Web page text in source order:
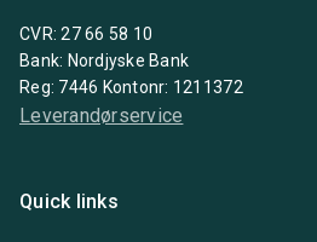
CVR: 27 66 58 10
Bank: Nordjyske Bank
Reg: 7446 Kontonr: 1211372
Leverandørservice
Quick links